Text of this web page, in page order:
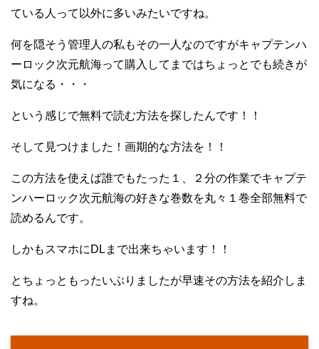
ている人って以外に多いみたいですね。
何を隠そう管理人の私もその一人なのですがキャプテンハ
ーロック次元航海って購入してまではちょっとでも続きが
気になる・・・
という感じで無料で読む方法を探したんです！！
そして見つけました！画期的な方法を！！
この方法を使えば誰でもたった１、２分の作業でキャプテ
ンハーロック次元航海の好きな巻数を丸々１巻全部無料で
読めるんです。
しかもスマホにDLまで出来ちゃいます！！
とちょっともったいぶりましたが早速その方法を紹介しま
すね。